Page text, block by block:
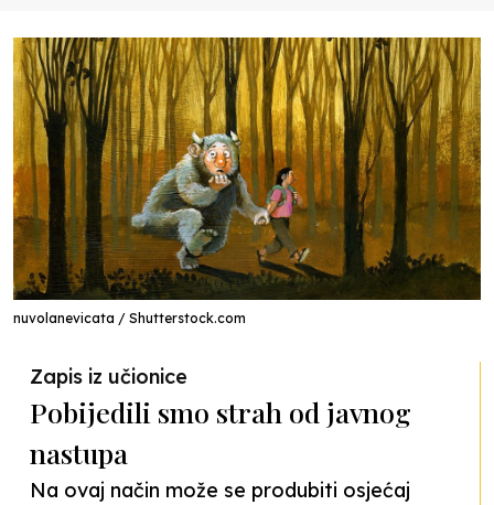
nuvolanevicata / Shutterstock.com
Zapis iz učionice
Pobijedili smo strah od javnog
nastupa
Na ovaj način može se produbiti osjećaj